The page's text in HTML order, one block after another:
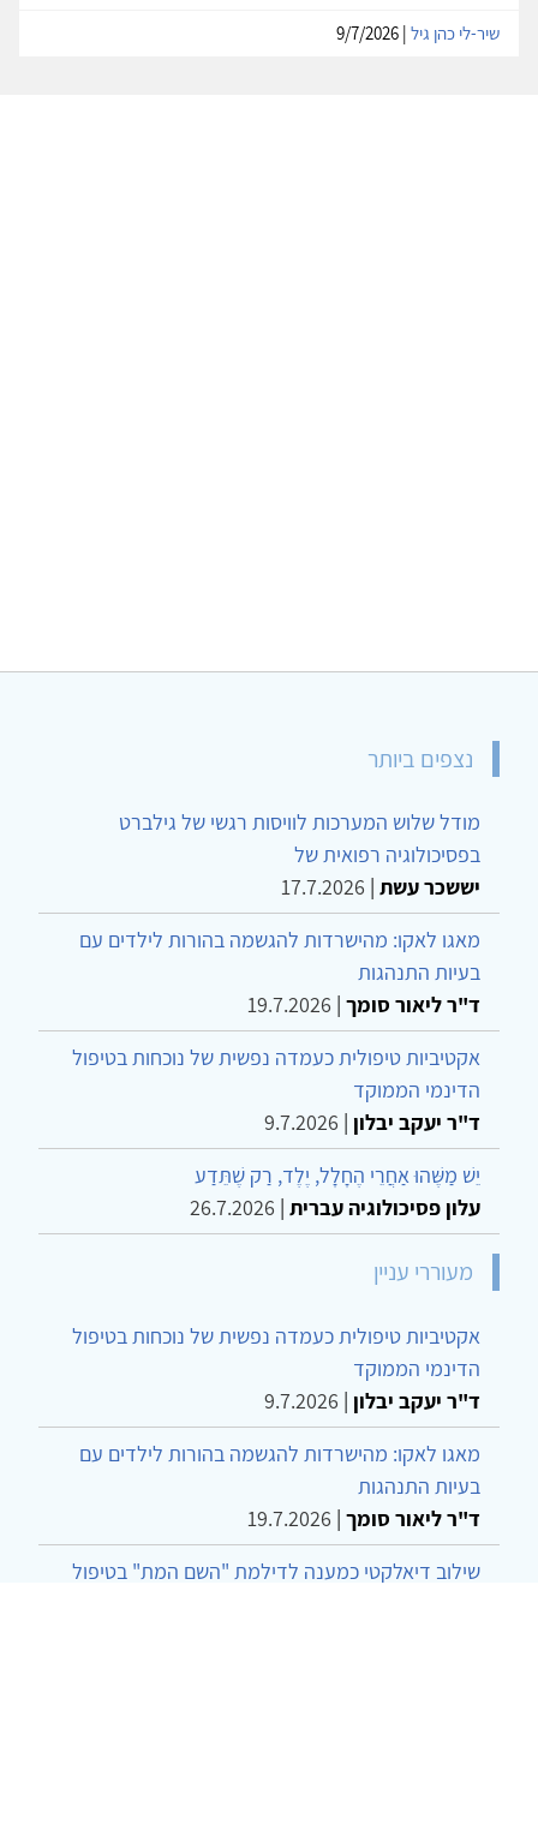
שיר-לי כהן גיל
נצפים ביותר
מודל שלוש המערכות לוויסות רגשי של גילברט
בפסיכולוגיה רפואית של
יששכר עשת |
17.7.2026
מאגו לאקו: מהישרדות להגשמה בהורות לילדים עם
בעיות התנהגות
ד"ר ליאור סומך |
19.7.2026
אקטיביות טיפולית כעמדה נפשית של נוכחות בטיפול
הדינמי הממוקד
ד"ר יעקב יבלון |
9.7.2026
יֵשׁ מַשֶּׁהוּ אַחֲרֵי הֶחָלָל, יֶלֶד, רַק שֶׁתֵּדַע
עלון פסיכולוגיה עברית |
26.7.2026
מעוררי עניין
אקטיביות טיפולית כעמדה נפשית של נוכחות בטיפול
הדינמי הממוקד
ד"ר יעקב יבלון |
9.7.2026
מאגו לאקו: מהישרדות להגשמה בהורות לילדים עם
בעיות התנהגות
ד"ר ליאור סומך |
19.7.2026
שילוב דיאלקטי כמענה לדילמת "השם המת" בטיפול